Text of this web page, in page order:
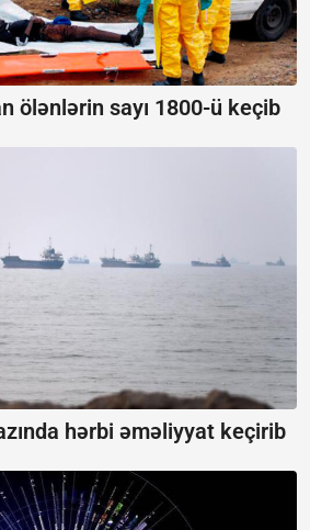
ölənlərin sayı 1800-ü keçib
hərbi əməliyyat keçirib